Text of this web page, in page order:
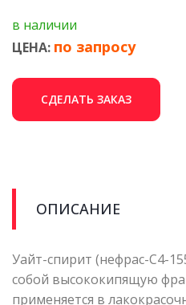
в наличии
ЦЕНА: по запросу
СДЕЛАТЬ ЗАКАЗ
ОПИСАНИЕ
Уайт-спирит (нефрас-С4-
собой высококипящую
применяется в